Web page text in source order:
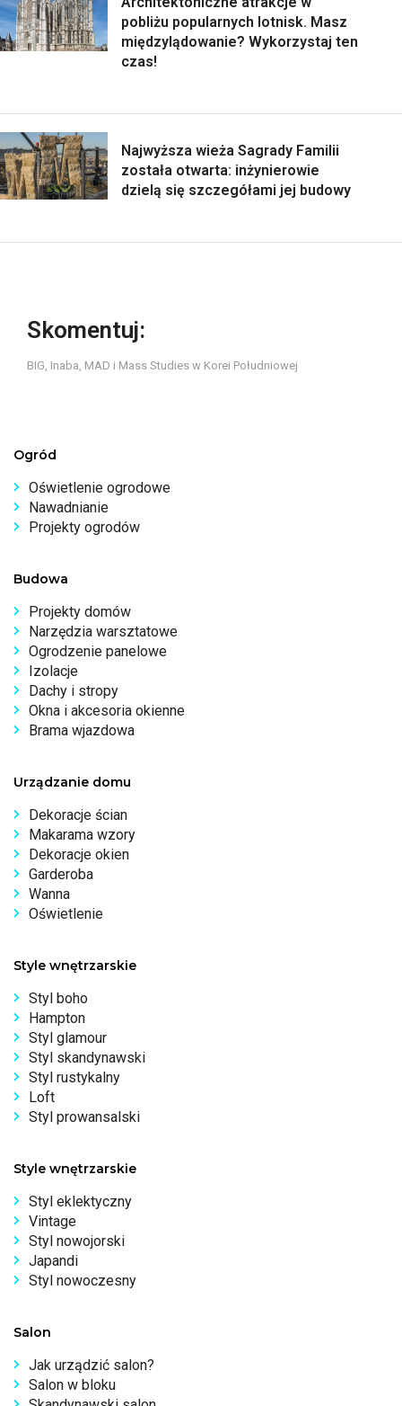
pobliżu popularnych lotnisk. Masz
międzylądowanie? Wykorzystaj ten
czas!
Najwyższa wieża Sagrady Familii
została otwarta: inżynierowie
dzielą się szczegółami jej budowy
Skomentuj:
BIG, Inaba, MAD i Mass Studies w Korei Południowej
Ogród
Oświetlenie ogrodowe
Nawadnianie
Projekty ogrodów
Budowa
Projekty domów
Narzędzia warsztatowe
Ogrodzenie panelowe
Izolacje
Dachy i stropy
Okna i akcesoria okienne
Brama wjazdowa
Urządzanie domu
Dekoracje ścian
Makarama wzory
Dekoracje okien
Garderoba
Wanna
Oświetlenie
Style wnętrzarskie
Styl boho
Hampton
Styl glamour
Styl skandynawski
Styl rustykalny
Loft
Styl prowansalski
Style wnętrzarskie
Styl eklektyczny
Vintage
Styl nowojorski
Japandi
Styl nowoczesny
Salon
Jak urządzić salon?
Salon w bloku